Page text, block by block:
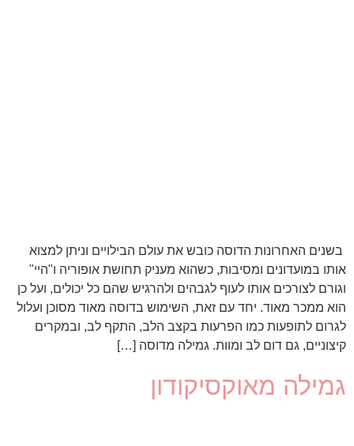
בשנים האחרונות הדוסה כובש את עולם הבילויים וניתן למצוא
אותו במועדונים ומסיבות, כשהוא מעניק תחושת אופוריה ו"היי"
וגורם לצורכים אותו לעוף לגבהים ולהרגיש שהם כל יכולים, ועל כן
הוא ממכר מאוד. יחד עם זאת, השימוש בדוסה מאוד מסוכן ועלול
לגרום לתופעות כמו הפרעות בקצב הלב, התקף לב, ובמקרים
קיצוניים, גם דום לב ומוות. גמילה מדוסה […]
גמילה מאוקסיקודון